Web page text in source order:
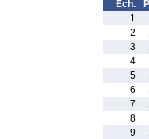
Ech.
1
2
3
4
5
6
7
8
9